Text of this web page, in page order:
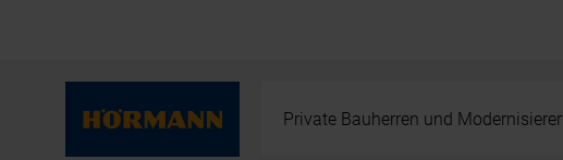
Private Bauherren und Modernisierer